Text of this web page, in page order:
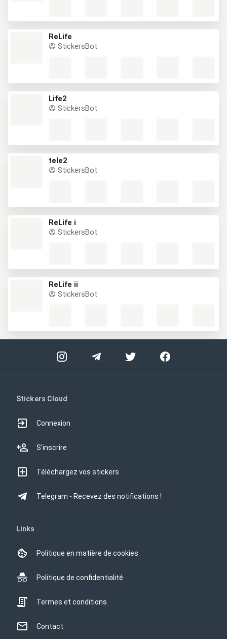
ReLife
StickersBot
Life2
StickersBot
tele2
StickersBot
ReLife i
StickersBot
ReLife ii
StickersBot
Stickers Cloud
Connexion
S'inscrire
Téléchargez vos stickers
Telegram - Recevez des notifications !
Links
Politique en matière de cookies
Politique de confidentialité
Termes et conditions
Contact